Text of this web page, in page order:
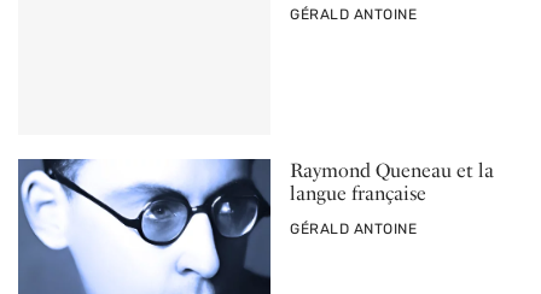
PAR
GÉRALD ANTOINE
Raymond Queneau et la
langue française
PAR
GÉRALD ANTOINE